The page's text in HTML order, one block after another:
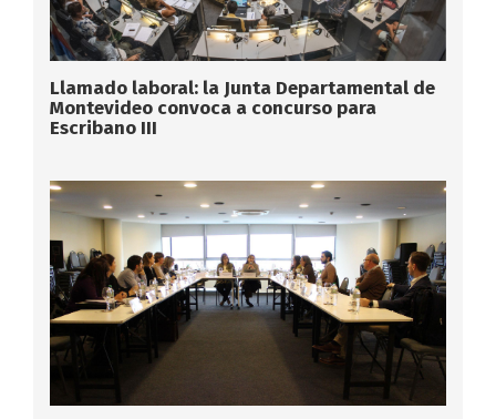
Llamado laboral: la Junta Departamental de
Montevideo convoca a concurso para
Escribano III